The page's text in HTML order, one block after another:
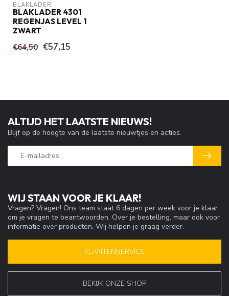
BLAKLADER
BLAKLADER 4301
REGENJAS LEVEL 1
ZWART
€64,50 €57,15
WIJ STAAN VOOR JE KLAAR!
Vragen? Vragen! Ons team staat 6 dagen per week voor je klaar
om je vragen te beantwoorden. Over je bestelling, maar ook voor
informatie over producten. Wij helpen je graag verder.
KLANTENSERVICE
BEKIJK ONZE SHOP
ALTIJD HET LAATSTE NIEUWS!
Blijf op de hoogte van de laatste nieuwtjes en acties.